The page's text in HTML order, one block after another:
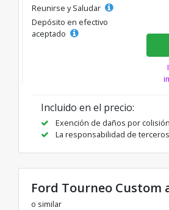
Reunirse y Saludar
Depósito en efectivo
aceptado
Incluido en el precio:
Exención de daños por
La responsabilidad de
Ford Tourneo Custom
o similar